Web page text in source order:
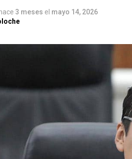
3 meses el mayo 14, 2026